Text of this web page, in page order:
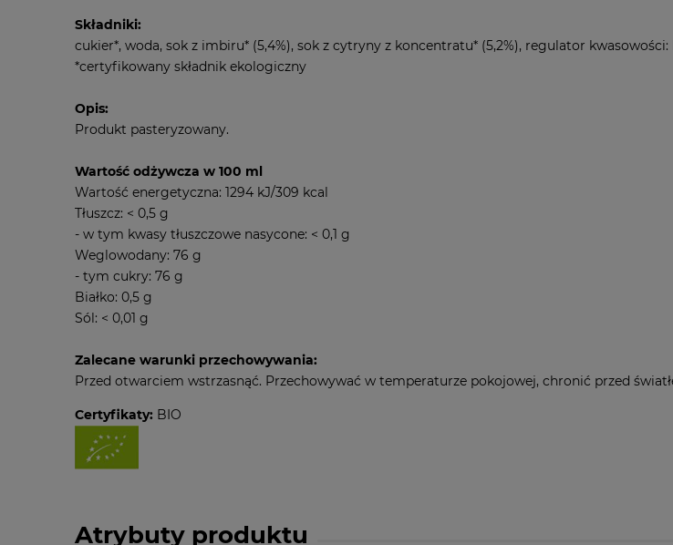
Składniki:
cukier*, woda, sok z imbiru* (5,4%), sok z cytryny z koncentratu* (5,2%), regulator
*certyfikowany składnik ekologiczny
Opis:
Produkt pasteryzowany.
Wartość odżywcza w 100 ml
Wartość energetyczna: 1294 kJ/309 kcal
Tłuszcz: < 0,5 g
- w tym kwasy tłuszczowe nasycone: < 0,1 g
Weglowodany: 76 g
- tym cukry: 76 g
Białko: 0,5 g
Sól: < 0,01 g
Zalecane warunki przechowywania:
Przed otwarciem wstrzasnąć. Przechowywać w temperaturze pokojowej, chronić przed
Certyfikaty: BIO
Atrybuty produktu